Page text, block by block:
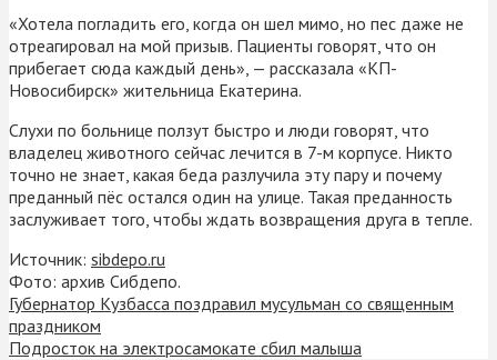
«Хотела погладить его, когда он шел мимо, но пес даже не
отреагировал на мой призыв. Пациенты говорят, что он
прибегает сюда каждый день», — рассказала «КП-
Новосибирск» жительница Екатерина.
Слухи по больнице ползут быстро и люди говорят, что
владелец животного сейчас лечится в 7-м корпусе. Никто
точно не знает, какая беда разлучила эту пару и почему
преданный пёс остался один на улице. Такая преданность
заслуживает того, чтобы ждать возвращения друга в тепле.
Источник: sibdepo.ru
Фото: архив Сибдепо.
Губернатор Кузбасса поздравил мусульман со священным
праздником
Подросток на электросамокате сбил малыша